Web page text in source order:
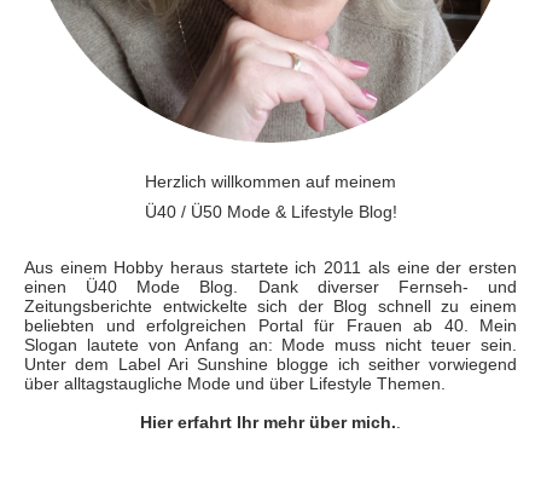
Herzlich willkommen auf meinem
Ü40 / Ü50 Mode & Lifestyle Blog!
Aus einem Hobby heraus startete ich 2011 als eine der ersten
einen Ü40 Mode Blog. Dank diverser Fernseh- und
Zeitungsberichte entwickelte sich der Blog schnell zu einem
beliebten und erfolgreichen Portal für Frauen ab 40. Mein
Slogan lautete von Anfang an: Mode muss nicht teuer sein.
Unter dem Label Ari Sunshine blogge ich seither vorwiegend
über alltagstaugliche Mode und über Lifestyle Themen.
Hier erfahrt Ihr mehr über mich.